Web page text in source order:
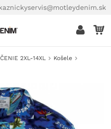
2XL-14XL
Košele